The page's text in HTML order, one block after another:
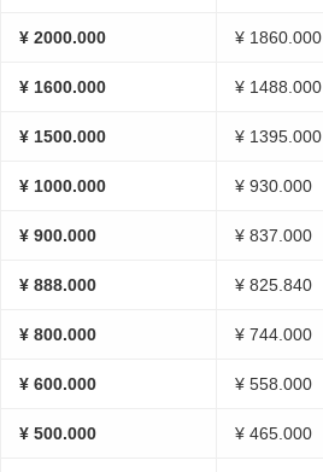
¥ 2000.000 ¥ 1860.000
¥ 1600.000 ¥ 1488.000
¥ 1500.000 ¥ 1395.000
¥ 1000.000 ¥ 930.000
¥ 900.000 ¥ 837.000
¥ 888.000 ¥ 825.840
¥ 800.000 ¥ 744.000
¥ 600.000 ¥ 558.000
¥ 500.000 ¥ 465.000